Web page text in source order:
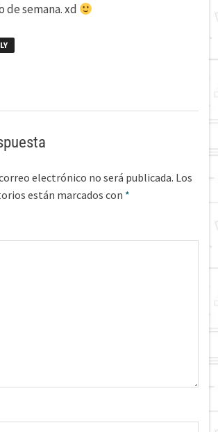
de semana. xd
electrónico no será publicada. Los
están marcados con *